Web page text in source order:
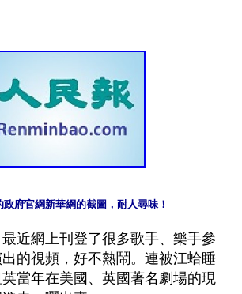
府官網新華網的截圖，耐人尋味！
最近網上刊登了很多歌手、樂手參
的視頻，好不熱鬧。連被江蛤睡
當年在美國、英國著名劇場的現